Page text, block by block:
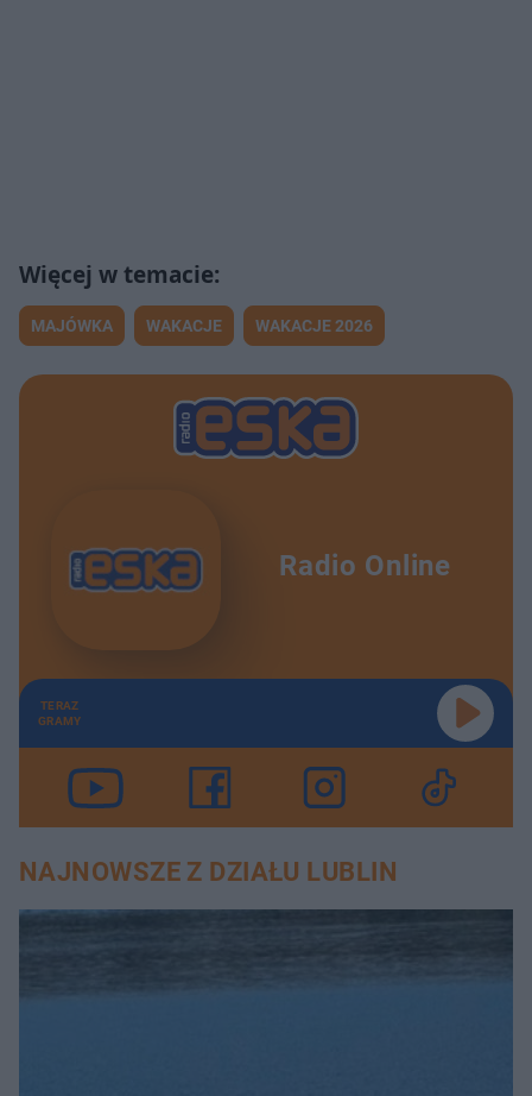
MAJÓWKA WAKACJE WAKACJE 2026
Radio Online
TERAZ
GRAMY
NAJNOWSZE Z DZIAŁU LUBLIN